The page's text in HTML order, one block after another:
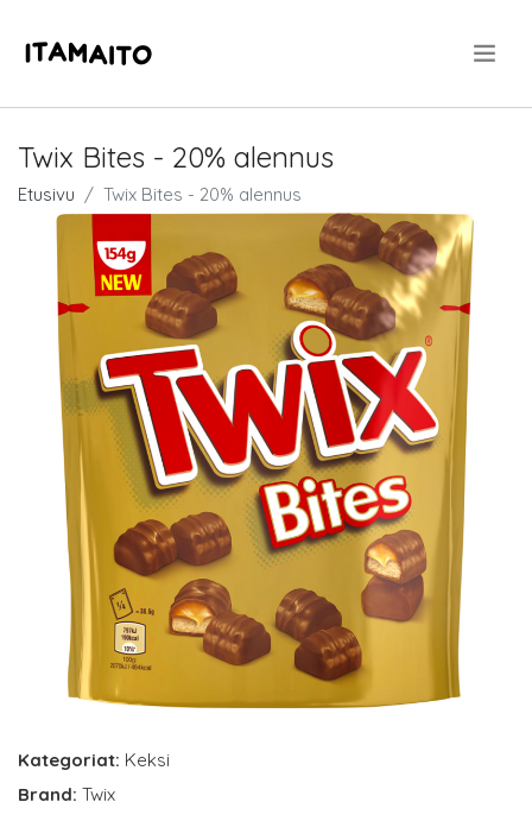
Twix Bites - 20% alennus
Etusivu Twix Bites - 20% alennus
Kategoriat: Keksi
Brand: Twix